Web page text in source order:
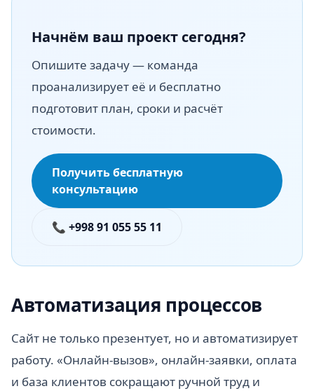
Начнём ваш проект сегодня?
Опишите задачу — команда
проанализирует её и бесплатно
подготовит план, сроки и расчёт
стоимости.
Получить бесплатную
консультацию
📞 +998 91 055 55 11
Автоматизация процессов
Сайт не только презентует, но и автоматизирует
работу. «Онлайн-вызов», онлайн-заявки, оплата
и база клиентов сокращают ручной труд и